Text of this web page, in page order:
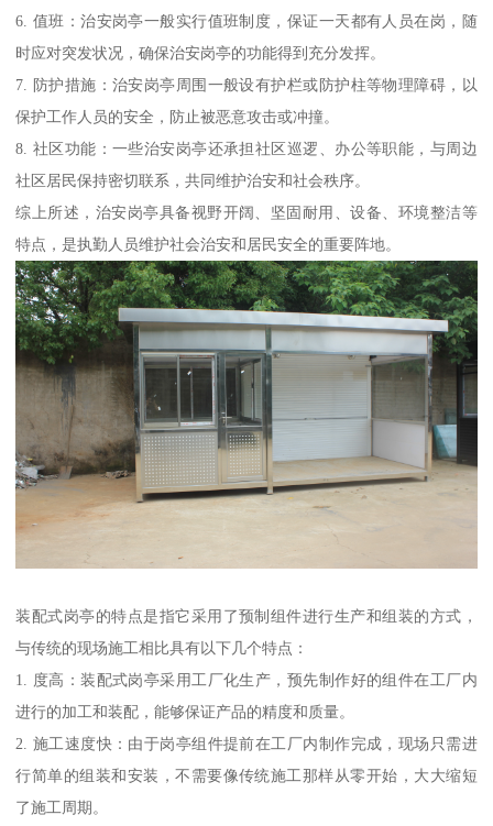
6. 值班：治安岗亭一般实行值班制度，保证一天都有人员在岗，随
时应对突发状况，确保治安岗亭的功能得到充分发挥。
7. 防护措施：治安岗亭周围一般设有护栏或防护柱等物理障碍，以
保护工作人员的安全，防止被恶意攻击或冲撞。
8. 社区功能：一些治安岗亭还承担社区巡逻、办公等职能，与周边
社区居民保持密切联系，共同维护治安和社会秩序。
综上所述，治安岗亭具备视野开阔、坚固耐用、设备、环境整洁等
特点，是执勤人员维护社会治安和居民安全的重要阵地。
装配式岗亭的特点是指它采用了预制组件进行生产和组装的方式，
与传统的现场施工相比具有以下几个特点：
1. 度高：装配式岗亭采用工厂化生产，预先制作好的组件在工厂内
进行的加工和装配，能够保证产品的精度和质量。
2. 施工速度快：由于岗亭组件提前在工厂内制作完成，现场只需进
行简单的组装和安装，不需要像传统施工那样从零开始，大大缩短
了施工周期。